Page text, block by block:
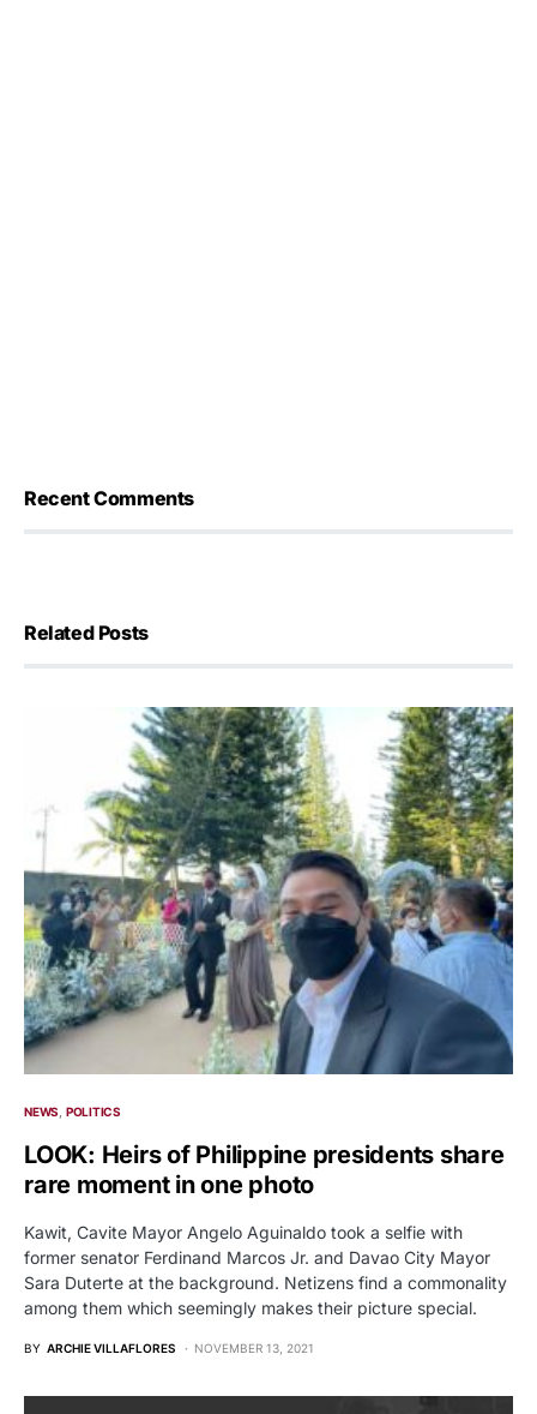
Recent Comments
Related Posts
NEWS POLITICS
LOOK: Heirs of Philippine presidents share
rare moment in one photo
Kawit, Cavite Mayor Angelo Aguinaldo took a selfie with
former senator Ferdinand Marcos Jr. and Davao City Mayor
Sara Duterte at the background. Netizens find a commonality
among them which seemingly makes their picture special.
BY ARCHIE VILLAFLORES NOVEMBER 13, 2021